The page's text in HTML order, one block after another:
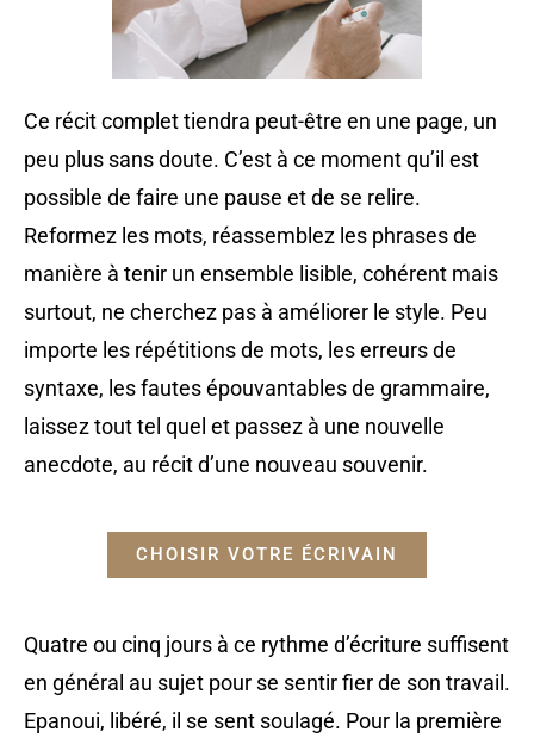
Ce récit complet tiendra peut-être en une page, un
peu plus sans doute. C’est à ce moment qu’il est
possible de faire une pause et de se relire.
Reformez les mots, réassemblez les phrases de
manière à tenir un ensemble lisible, cohérent mais
surtout, ne cherchez pas à améliorer le style. Peu
importe les répétitions de mots, les erreurs de
syntaxe, les fautes épouvantables de grammaire,
laissez tout tel quel et passez à une nouvelle
anecdote, au récit d’une nouveau souvenir.
CHOISIR VOTRE ÉCRIVAIN
Quatre ou cinq jours à ce rythme d’écriture suffisent
en général au sujet pour se sentir fier de son travail.
Epanoui, libéré, il se sent soulagé. Pour la première